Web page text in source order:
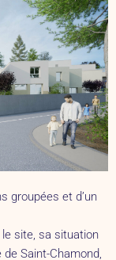
groupées et d’un
site, sa situation
Saint-Chamond,